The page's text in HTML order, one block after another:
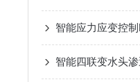
智能应力应变控
智能四联变水头